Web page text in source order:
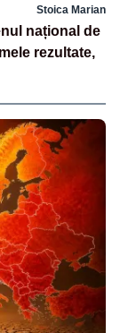
Stoica Marian
național de
rezultate,